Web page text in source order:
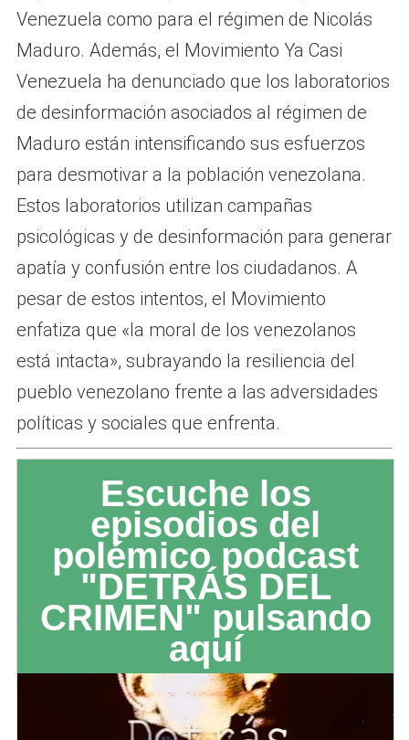
Venezuela como para el régimen de Nicolás
Maduro. Además, el Movimiento Ya Casi
Venezuela ha denunciado que los laboratorios
de desinformación asociados al régimen de
Maduro están intensificando sus esfuerzos
para desmotivar a la población venezolana.
Estos laboratorios utilizan campañas
psicológicas y de desinformación para generar
apatía y confusión entre los ciudadanos. A
pesar de estos intentos, el Movimiento
enfatiza que «la moral de los venezolanos
está intacta», subrayando la resiliencia del
pueblo venezolano frente a las adversidades
políticas y sociales que enfrenta.
Escuche los
episodios del
polémico podcast
"DETRÁS DEL
CRIMEN" pulsando
aquí